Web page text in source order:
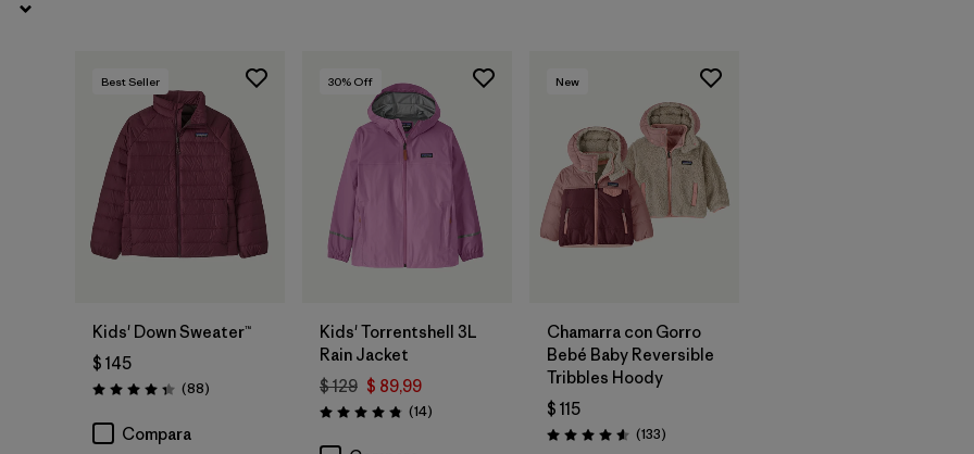
Best Seller
Kids' Down Sweater™
$ 145
Valoración: 4.3 / 5
(88Comentarios
)
Compara
30% Off
Kids' Torrentshell 3L
Rain Jacket
$ 129 $ 89,99
Valoración: 4.9 / 5
(14Comentarios
)
New
Chamarra con Gorro
Bebé Baby Reversible
Tribbles Hoody
$ 115
Valoración: 4.6 / 5
(133Comentarios
)